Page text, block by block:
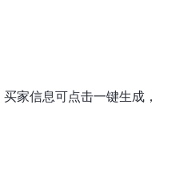
家信息可点击一键生成，